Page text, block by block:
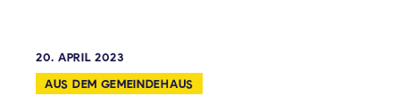
20. APRIL 2023
AUS DEM GEMEINDEHAUS